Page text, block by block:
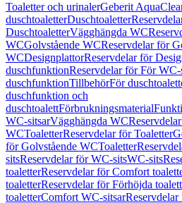
Toaletter och urinalerGeberit
duschtoaletterDuschtoaletter
DuschtoaletterVägghängda WC
WCGolvstående WCReservdelar för
WCDesignplattorReservdelar för
duschfunktionReservdelar för För WC-
duschfunktionTillbehörFör
duschfunktion och
duschtoalettFörbrukningsmaterial
WC-sitsarVägghängda WC
WCToaletterReservdelar för Toaletter
för Golvstående WCToaletter
sitsReservdelar för WC-sitsWC-sits
toaletterReservdelar för Comfort
toaletterReservdelar för Förhöjda
toaletterComfort WC-sitsar